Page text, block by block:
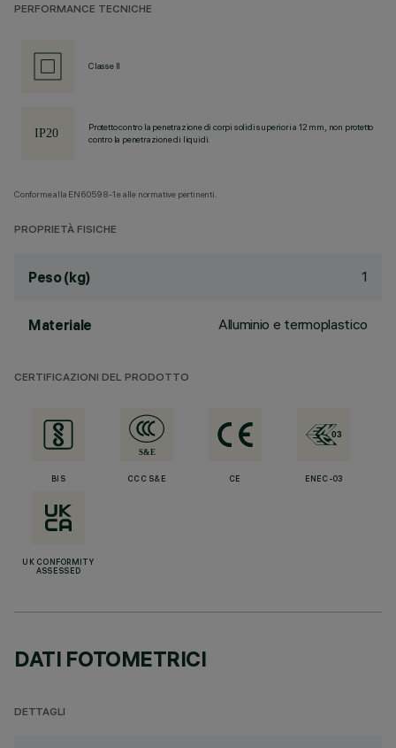
PERFORMANCE TECNICHE
Classe II
Protetto contro la penetrazione di corpi solidi superiori a 12 mm, non protetto
contro la penetrazione di liquidi.
Conforme alla EN60598-1 e alle normative pertinenti.
PROPRIETÀ FISICHE
Peso (kg) 1
Materiale Alluminio e termoplastico
CERTIFICAZIONI DEL PRODOTTO
BIS CCC S&E CE ENEC-03
UK CONFORMITY
ASSESSED
DATI FOTOMETRICI
DETTAGLI